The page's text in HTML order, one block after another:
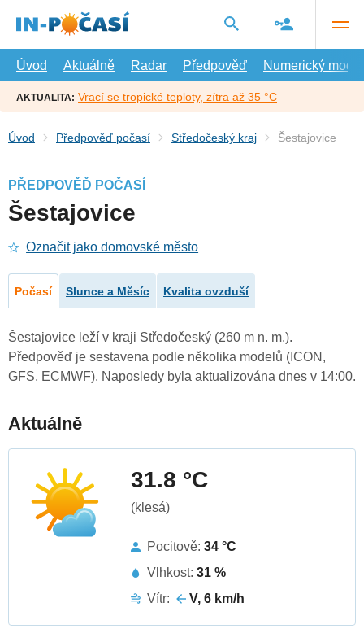
hlavní
Úvod
Aktuálně Radar Předpověď Numerický model
AKTUALITA: Vrací se tropické teploty, zítra až 35 °C
Úvod Předpověď počasí Středočeský kraj Šestajovice
PŘEDPOVĚĎ POČASÍ
Šestajovice
Označit jako domovské město
Počasí Slunce a Měsíc Kvalita ovzduší
Šestajovice leží v kraji Středočeský (260 m n. m.).
Předpověď je sestavena podle několika modelů (ICON,
GFS, ECMWF). Naposledy byla aktualizována dnes v 14:00.
Aktuálně
31.8 °C
(klesá)
Pocitově: 34 °C
Vlhkost: 31 %
Vítr:
V, 6 km/h